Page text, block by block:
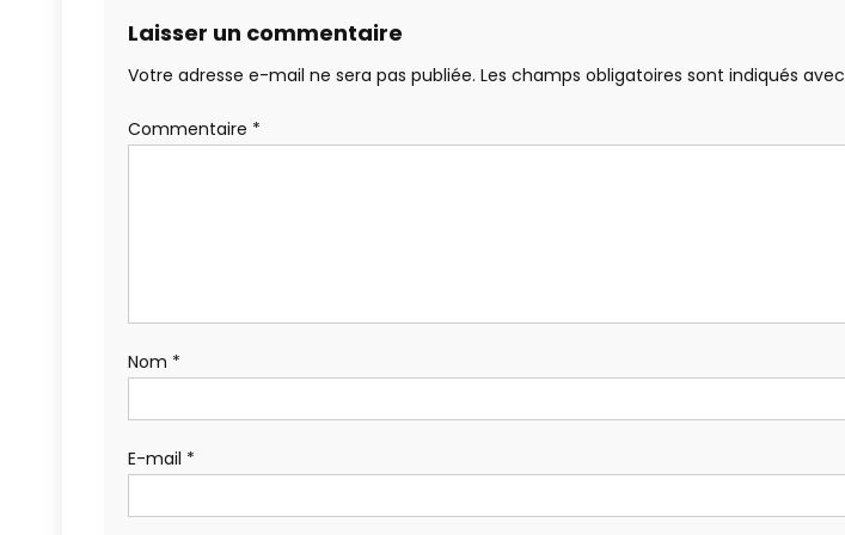
Laisser un commentaire
Votre adresse e-mail ne sera pas publiée. Les champs obligatoires sont indiqués avec
Commentaire *
Nom *
E-mail *